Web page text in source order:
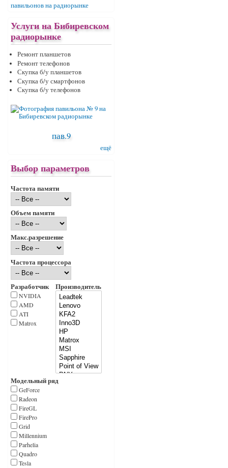
павильонов на радиорынке
Услуги на Бибиревском
радиорынке
Ремонт планшетов
Ремонт телефонов
Скупка б/у планшетов
Скупка б/у смартфонов
Скупка б/у телефонов
пав.9
ещё
Выбор параметров
Частота памяти
Объем памяти
Макс.разрешение
Частота процессора
Разработчик
NVIDIA
AMD
ATI
Matrox
Производитель
Модельный ряд
GeForce
Radeon
FireGL
FirePro
Grid
Millennium
Parhelia
Quadro
Tesla